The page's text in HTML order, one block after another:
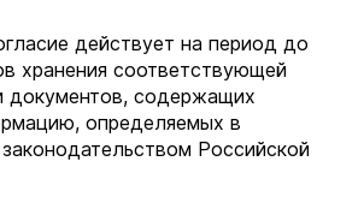
действует на период до
хранения соответствующей
документов, содержащих
определяемых в
Российской